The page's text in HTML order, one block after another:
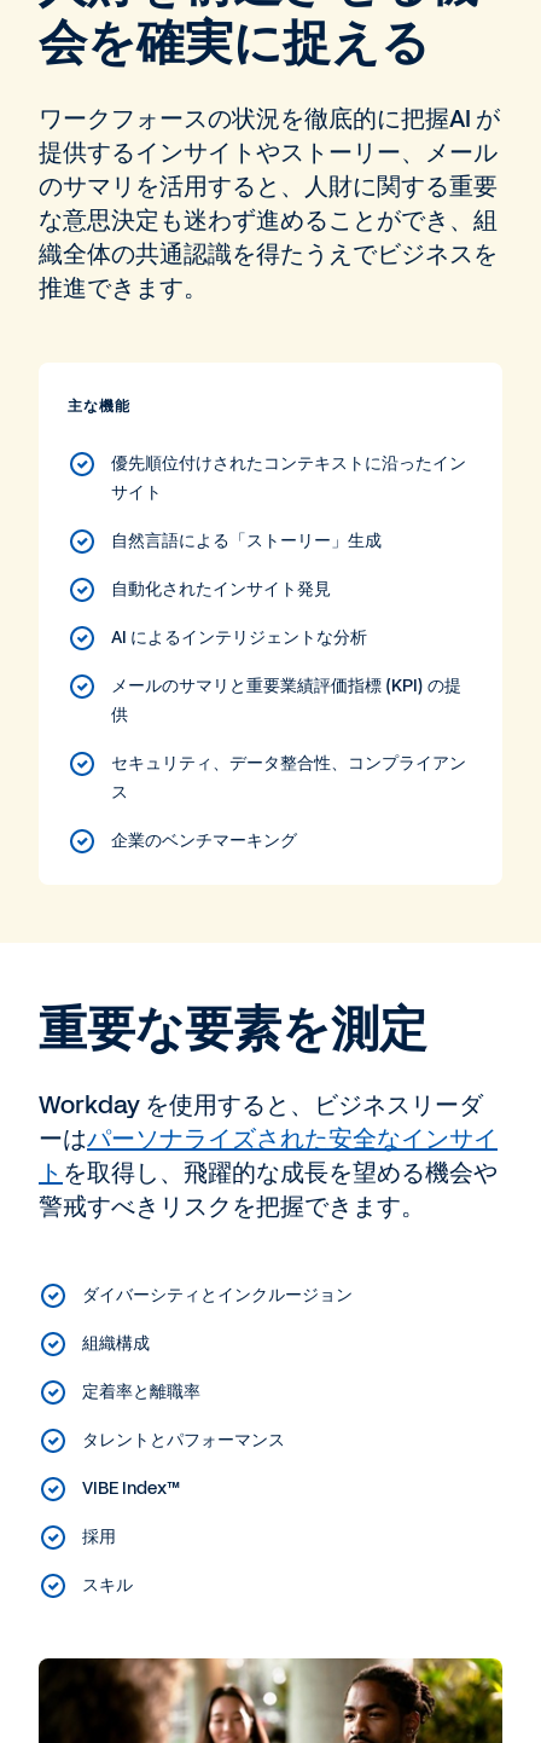
会を確実に捉える
ワークフォースの状況を徹底的に把握AI が
提供するインサイトやストーリー、メール
のサマリを活用すると、人財に関する重要
な意思決定も迷わず進めることができ、組
織全体の共通認識を得たうえでビジネスを
推進できます。
主な機能
優先順位付けされたコンテキストに沿ったイン
サイト
自然言語による「ストーリー」生成
自動化されたインサイト発見
AI によるインテリジェントな分析
メールのサマリと重要業績評価指標 (KPI) の提
供
セキュリティ、データ整合性、コンプライアン
ス
企業のベンチマーキング
重要な要素を測定
Workday を使用すると、ビジネスリーダ
ーはパーソナライズされた安全なインサイ
ト を取得し、飛躍的な成長を望める機会や
警戒すべきリスクを把握できます。
ダイバーシティとインクルージョン
組織構成
定着率と離職率
タレントとパフォーマンス
VIBE Index™
採用
スキル